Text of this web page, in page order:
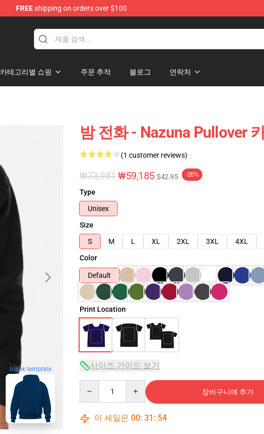
FREEshipping on orders over $100
카테고리별 쇼핑 주문 추적 블로그 연락처
blank template
밤 전화 - Nazuna Pullover
(1 customer reviews)
₩73,981 ₩59,185 $42.95 -20%
Type
Unisex
Size
S
M L XL 2XL 3XL 4XL
Color
Default
Print Location
사이즈 가이드 보기
장바구니에 추가
이 세일은 00: 31 : 53